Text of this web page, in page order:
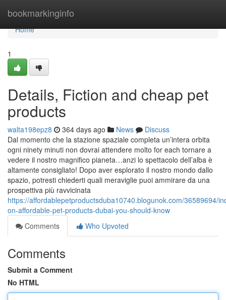
bookmarkinginfo
Home
Home
1
Details, Fiction and cheap pet
products
walta198epz8 364 days ago News
Discuss
Dal momento che la stazione spaziale completa un’intera orbita
ogni ninety minuti non dovrai attendere molto for each tornare a
vedere il nostro magnifico pianeta…anzi lo spettacolo dell’alba è
altamente consigliato! Dopo aver esplorato il nostro mondo dallo
spazio, potresti chiederti quali meraviglie puoi ammirare da una
prospettiva più ravvicinata
https://affordablepetproductsduba10740.blogunok.com/36589694/
on-affordable-pet-products-dubai-you-should-know
Comments
Who Upvoted
Comments
Submit a Comment
No HTML